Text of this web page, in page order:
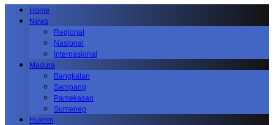
Home
News
Regional
Nasional
Internasional
Madura
Bangkalan
Sampang
Pamekasan
Sumenep
Hukrim